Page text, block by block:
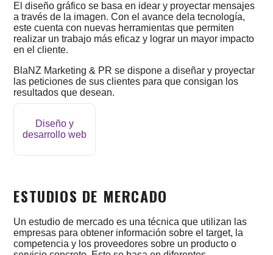
El diseño gráfico se basa en idear y proyectar mensajes
a través de la imagen. Con el avance dela tecnología,
este cuenta con nuevas herramientas que permiten
realizar un trabajo más eficaz y lograr un mayor impacto
en el cliente.
BlaNZ Marketing & PR se dispone a diseñar y proyectar
las peticiones de sus clientes para que consigan los
resultados que desean.
Diseño y
desarrollo web
ESTUDIOS DE MERCADO
Un estudio de mercado es una técnica que utilizan las
empresas para obtener información sobre el target, la
competencia y los proveedores sobre un producto o